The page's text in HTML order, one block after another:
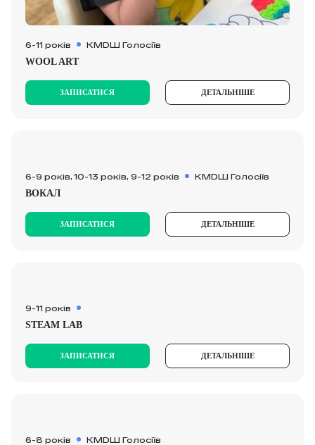
6-11 років КМDШ Голосіїв
WOOL ART
ЗАПИСАТИСЯ ДЕТАЛЬНІШЕ
6-9 років, 10-13 років, 9-12 років КМDШ Голосіїв
ВОКАЛ
ЗАПИСАТИСЯ ДЕТАЛЬНІШЕ
9-11 років
STEAM LAB
ЗАПИСАТИСЯ ДЕТАЛЬНІШЕ
6-8 років КМDШ Голосіїв